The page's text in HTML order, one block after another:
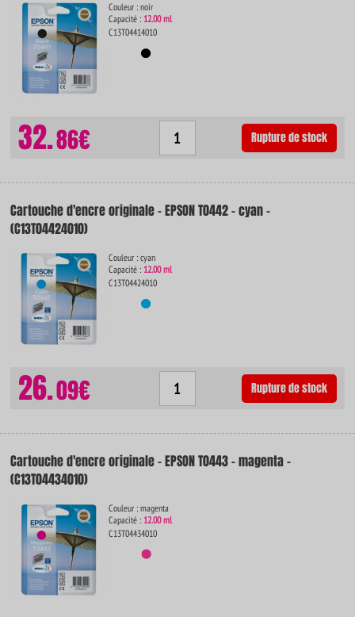
Couleur : noir
Capacité : 12.00 ml
C13T04414010
32.86€ Rupture de stock
Cartouche d'encre originale - EPSON T0442 - cyan -
(C13T04424010)
Couleur : cyan
Capacité : 12.00 ml
C13T04424010
26.09€ Rupture de stock
Cartouche d'encre originale - EPSON T0443 - magenta -
(C13T04434010)
Couleur : magenta
Capacité : 12.00 ml
C13T04434010